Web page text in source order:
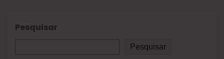
Pesquisar
Pesquisar